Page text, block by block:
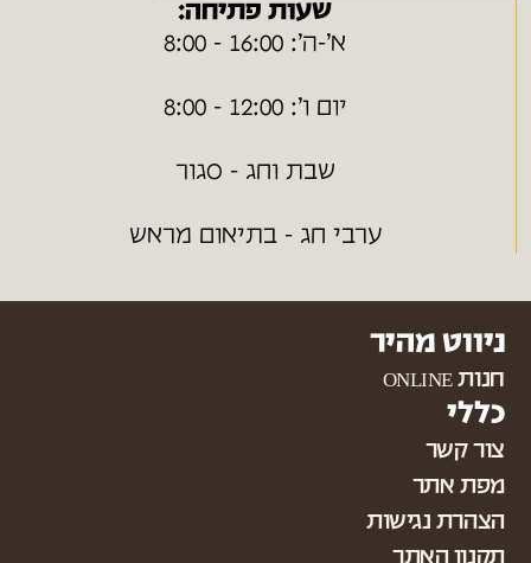
שעות פתיחה:
א׳-ה׳: 16:00 - 8:00
יום ו׳: 12:00 - 8:00
שבת וחג - סגור
ערבי חג - בתיאום מראש
ניווט מהיר
חנות ONLINE
כללי
צור קשר
מפת אתר
הצהרת נגישות
תקנון האתר